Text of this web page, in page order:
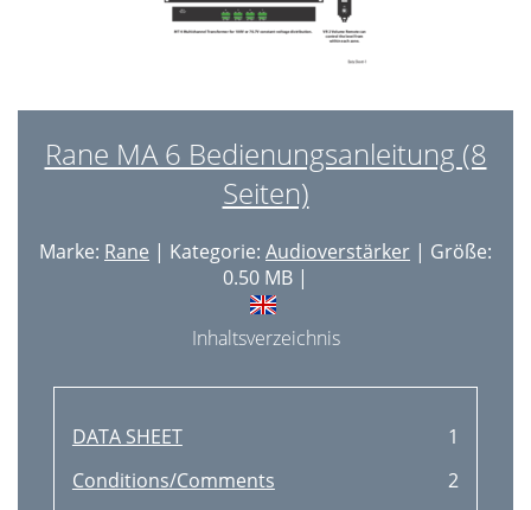
Rane MA 6 Bedienungsanleitung (8
Seiten)
Marke: Rane | Kategorie: Audioverstärker | Größe:
0.50 MB |
Inhaltsverzeichnis
DATA SHEET
1
Conditions/Comments
2